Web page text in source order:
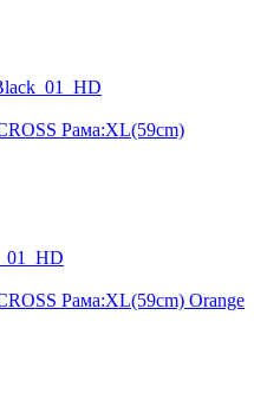
Рама:XL(59cm)
Рама:XL(59cm) Orange